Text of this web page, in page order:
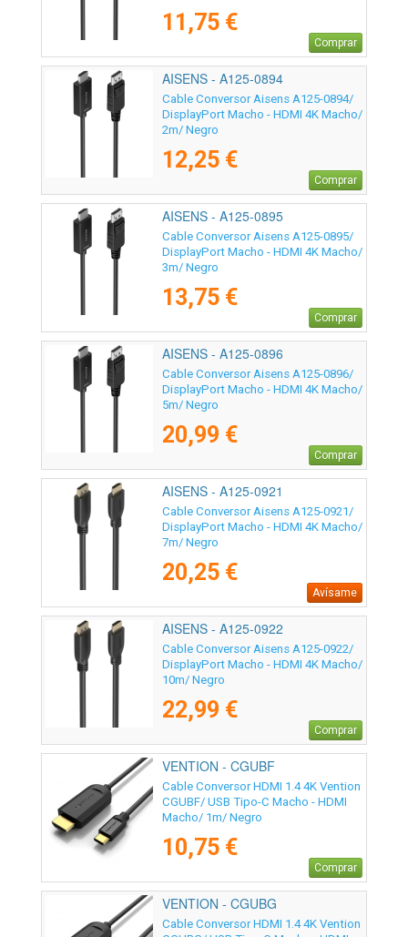
11,75 €
Comprar
AISENS - A125-0894
Cable Conversor Aisens A125-0894/
DisplayPort Macho - HDMI 4K Macho/
2m/ Negro
12,25 €
Comprar
AISENS - A125-0895
Cable Conversor Aisens A125-0895/
DisplayPort Macho - HDMI 4K Macho/
3m/ Negro
13,75 €
Comprar
AISENS - A125-0896
Cable Conversor Aisens A125-0896/
DisplayPort Macho - HDMI 4K Macho/
5m/ Negro
20,99 €
Comprar
AISENS - A125-0921
Cable Conversor Aisens A125-0921/
DisplayPort Macho - HDMI 4K Macho/
7m/ Negro
20,25 €
Avísame
AISENS - A125-0922
Cable Conversor Aisens A125-0922/
DisplayPort Macho - HDMI 4K Macho/
10m/ Negro
22,99 €
Comprar
VENTION - CGUBF
Cable Conversor HDMI 1.4 4K Vention
CGUBF/ USB Tipo-C Macho - HDMI
Macho/ 1m/ Negro
10,75 €
Comprar
VENTION - CGUBG
Cable Conversor HDMI 1.4 4K Vention